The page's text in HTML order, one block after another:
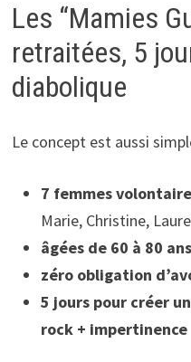
Les “Mamies
retraitées, 5
diabolique
Le concept est aussi
7 femmes
Marie, Christine,
âgées de 60 à 80 ans
zéro obligation
5 jours pour créer
rock + impertinence